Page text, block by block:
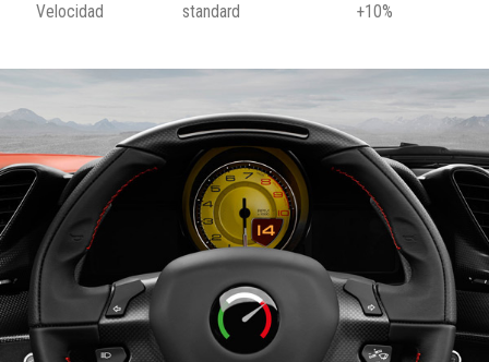
Velocidad standard +10%